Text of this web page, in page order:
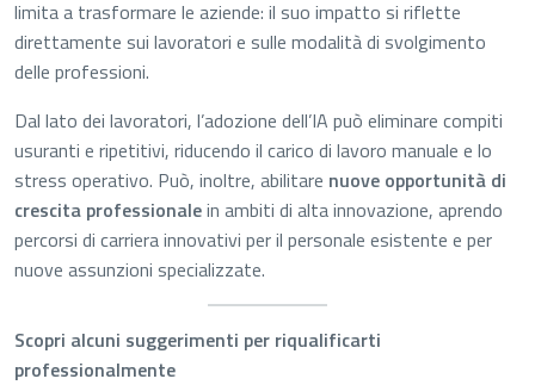
limita a trasformare le aziende: il suo impatto si riflette
direttamente sui lavoratori e sulle modalità di svolgimento
delle professioni.
Dal lato dei lavoratori, l’adozione dell’IA può eliminare compiti
usuranti e ripetitivi, riducendo il carico di lavoro manuale e lo
stress operativo. Può, inoltre, abilitare nuove opportunità di
crescita professionalein ambiti di alta innovazione, aprendo
percorsi di carriera innovativi per il personale esistente e per
nuove assunzioni specializzate.
Scopri alcuni suggerimenti per riqualificarti
professionalmente